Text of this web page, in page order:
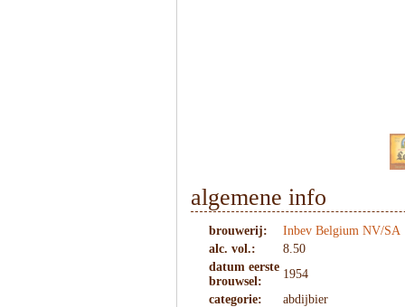
algemene info
brouwerij:
Inbev Belgium NV/SA
alc. vol.:
8.50
datum eerste
brouwsel:
1954
categorie:
abdijbier